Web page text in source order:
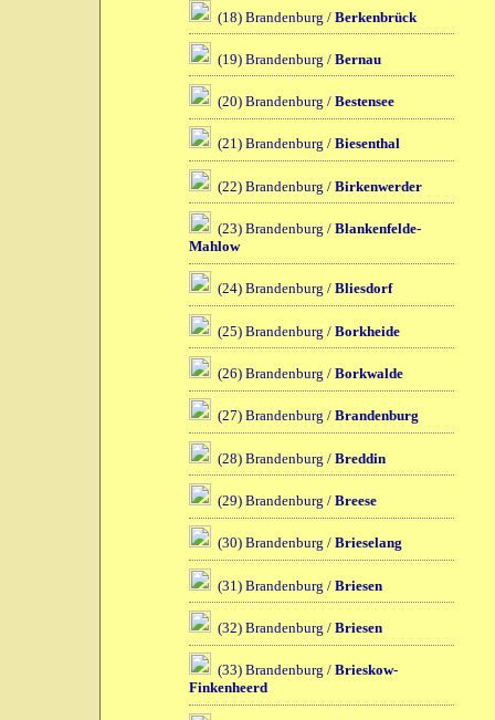
(18) Brandenburg / Berkenbrück
(19) Brandenburg / Bernau
(20) Brandenburg / Bestensee
(21) Brandenburg / Biesenthal
(22) Brandenburg / Birkenwerder
(23) Brandenburg / Blankenfelde-
Mahlow
(24) Brandenburg / Bliesdorf
(25) Brandenburg / Borkheide
(26) Brandenburg / Borkwalde
(27) Brandenburg / Brandenburg
(28) Brandenburg / Breddin
(29) Brandenburg / Breese
(30) Brandenburg / Brieselang
(31) Brandenburg / Briesen
(32) Brandenburg / Briesen
(33) Brandenburg / Brieskow-
Finkenheerd